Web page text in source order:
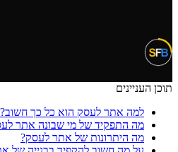
תוכן העניינים
למה אתר לעסק הוא כל כך חשוב?
מה התפקיד של מי שבונה אתר
מה היתרונות של אתר לעסק?